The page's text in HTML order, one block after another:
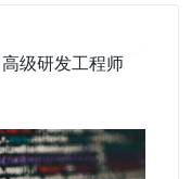
级研发工程师